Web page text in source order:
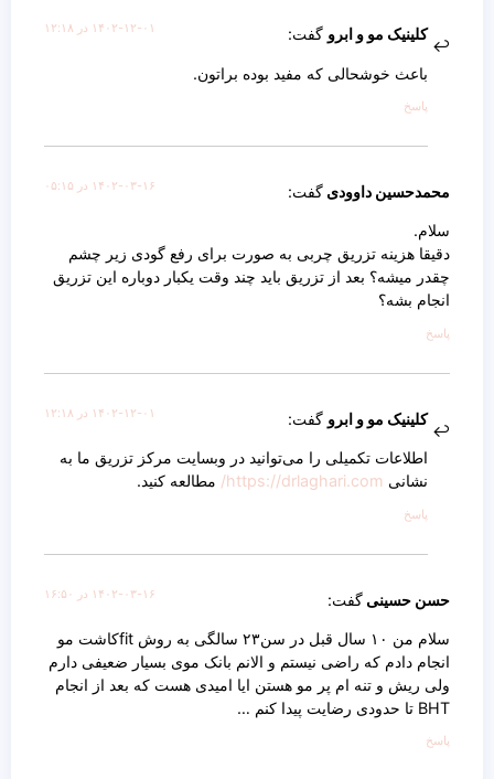
کلینیک مو و ابرو گفت: ۱۴۰۲-۱۲-۰۱ در ۱۲:۱۸
باعث خوشحالی که مفید بوده براتون.
پاسخ
محمدحسین داوودی گفت: ۱۴۰۲-۰۳-۱۶ در ۰۵:۱۵
سلام.
دقیقا هزینه تزریق چربی به صورت برای رفع گودی زیر چشم
چقدر میشه؟ بعد از تزریق باید چند وقت یکبار دوباره این تزریق
انجام بشه؟
پاسخ
کلینیک مو و ابرو گفت: ۱۴۰۲-۱۲-۰۱ در ۱۲:۱۸
اطلاعات تکمیلی را می‌توانید در وبسایت مرکز تزریق ما به
نشانی https://drlaghari.com/ مطالعه کنید.
پاسخ
حسن حسینی گفت: ۱۴۰۲-۰۳-۱۶ در ۱۶:۵۰
سلام من ۱۰ سال قبل در سن۲۳ سالگی به روش fitکاشت مو
انجام دادم که راضی نیستم و الانم بانک موی بسیار ضعیفی دارم
ولی ریش و تنه ام پر مو هستن ایا امیدی هست که بعد از انجام
BHT تا حدودی رضایت پیدا کنم …
پاسخ